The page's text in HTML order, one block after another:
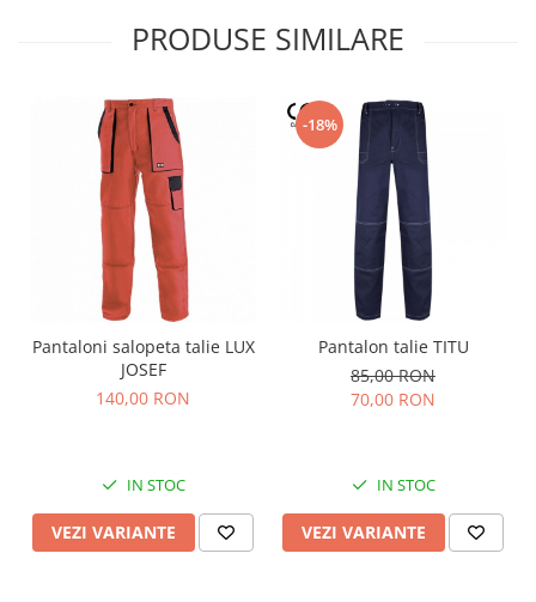
PRODUSE SIMILARE
Pantaloni salopeta talie LUX
JOSEF
140,00 RON
IN STOC
VEZI VARIANTE
-18%
Pantalon talie TITU
85,00 RON
70,00 RON
IN STOC
VEZI VARIANTE